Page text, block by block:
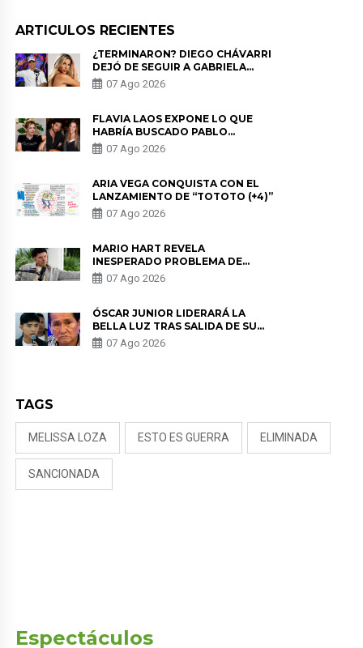
ARTICULOS RECIENTES
¿TERMINARON? DIEGO CHÁVARRI
DEJÓ DE SEGUIR A GABRIELA
HERRERA Y ANUNCIA SU SALIDA
DE PÓDCAST
07 Ago 2026
FLAVIA LAOS EXPONE LO QUE
HABRÍA BUSCADO PABLO
HEREDIA CON ALE FULLER: “UNA
DE LAS PARTES QUERÍA EL
07 Ago 2026
ARIA VEGA CONQUISTA CON EL
LANZAMIENTO DE “TOTOTO (+4)”
07 Ago 2026
MARIO HART REVELA
INESPERADO PROBLEMA DE
SALUD ANTES DE SEPARARSE DE
KORINA: “ME ENCONTRARON UN
07 Ago 2026
ÓSCAR JUNIOR LIDERARÁ LA
BELLA LUZ TRAS SALIDA DE SU
PADRE POR POLÉMICA CON
NALDY SALDAÑA
07 Ago 2026
TAGS
MELISSA LOZA ESTO ES GUERRA ELIMINADA
SANCIONADA
Espectáculos